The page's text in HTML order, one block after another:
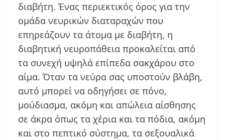
διαβήτη. Ένας περιεκτικός όρος για την
ομάδα νευρικών διαταραχών που
επηρεάζουν τα άτομα με διαβήτη, η
διαβητική νευροπάθεια προκαλείται από
τα συνεχή υψηλά επίπεδα σακχάρου στο
αίμα. Όταν τα νεύρα σας υποστούν βλάβη,
αυτό μπορεί να οδηγήσει σε πόνο,
μούδιασμα, ακόμη και απώλεια αίσθησης
σε άκρα όπως τα χέρια και τα πόδια, ακόμη
και στο πεπτικό σύστημα, τα σεξουαλικά